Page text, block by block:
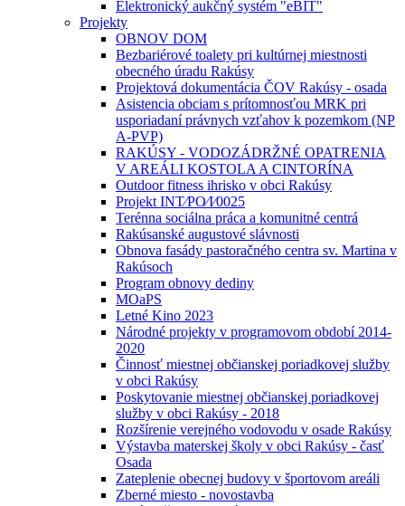
Elektronický aukčný systém "eBIT"
Projekty
OBNOV DOM
Bezbariérové toalety pri kultúrnej miestnosti
obecného úradu Rakúsy
Projektová dokumentácia ČOV Rakúsy - osada
Asistencia obciam s prítomnosťou MRK pri
usporiadaní právnych vzťahov k pozemkom (NP
A-PVP)
RAKÚSY - VODOZÁDRŽNÉ OPATRENIA
V AREÁLI KOSTOLA A CINTORÍNA
Outdoor fitness ihrisko v obci Rakúsy
Projekt INT⁄PO⁄I⁄0025
Terénna sociálna práca a komunitné centrá
Rakúsanské augustové slávnosti
Obnova fasády pastoračného centra sv. Martina v
Rakúsoch
Program obnovy dediny
MOaPS
Letné Kino 2023
Národné projekty v programovom období 2014-
2020
Činnosť miestnej občianskej poriadkovej služby
v obci Rakúsy
Poskytovanie miestnej občianskej poriadkovej
služby v obci Rakúsy - 2018
Rozšírenie verejného vodovodu v osade Rakúsy
Výstavba materskej školy v obci Rakúsy - časť
Osada
Zateplenie obecnej budovy v športovom areáli
Zberné miesto - novostavba